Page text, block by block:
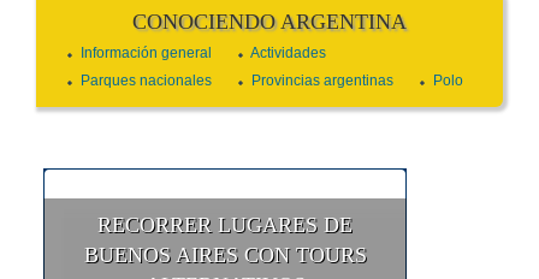
CONOCIENDO ARGENTINA
Información general
Actividades
Parques nacionales
Provincias argentinas Polo
RECORRER LUGARES DE
BUENOS AIRES CON TOURS